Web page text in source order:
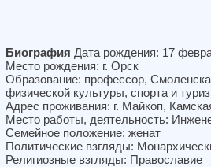
Биография Дата рождения: 17
Место рождения: г. Орск
Образование: профессор,
физической культуры, спорта и
Адрес проживания: г. Майкоп,
Место работы, деятельность:
Семейное положение: женат
Политические взгляды:
Религиозные взгляды: Православие